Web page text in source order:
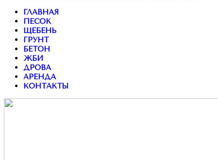
ГЛАВНАЯ
ПЕСОК
ЩЕБЕНЬ
ГРУНТ
БЕТОН
ЖБИ
ДРОВА
АРЕНДА
КОНТАКТЫ